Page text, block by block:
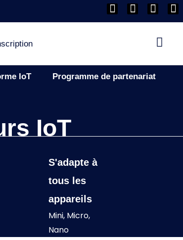
IoT Programme de partenariat
IoT
S'adapte à
tous les
appareils
Mini, Micro,
Nano